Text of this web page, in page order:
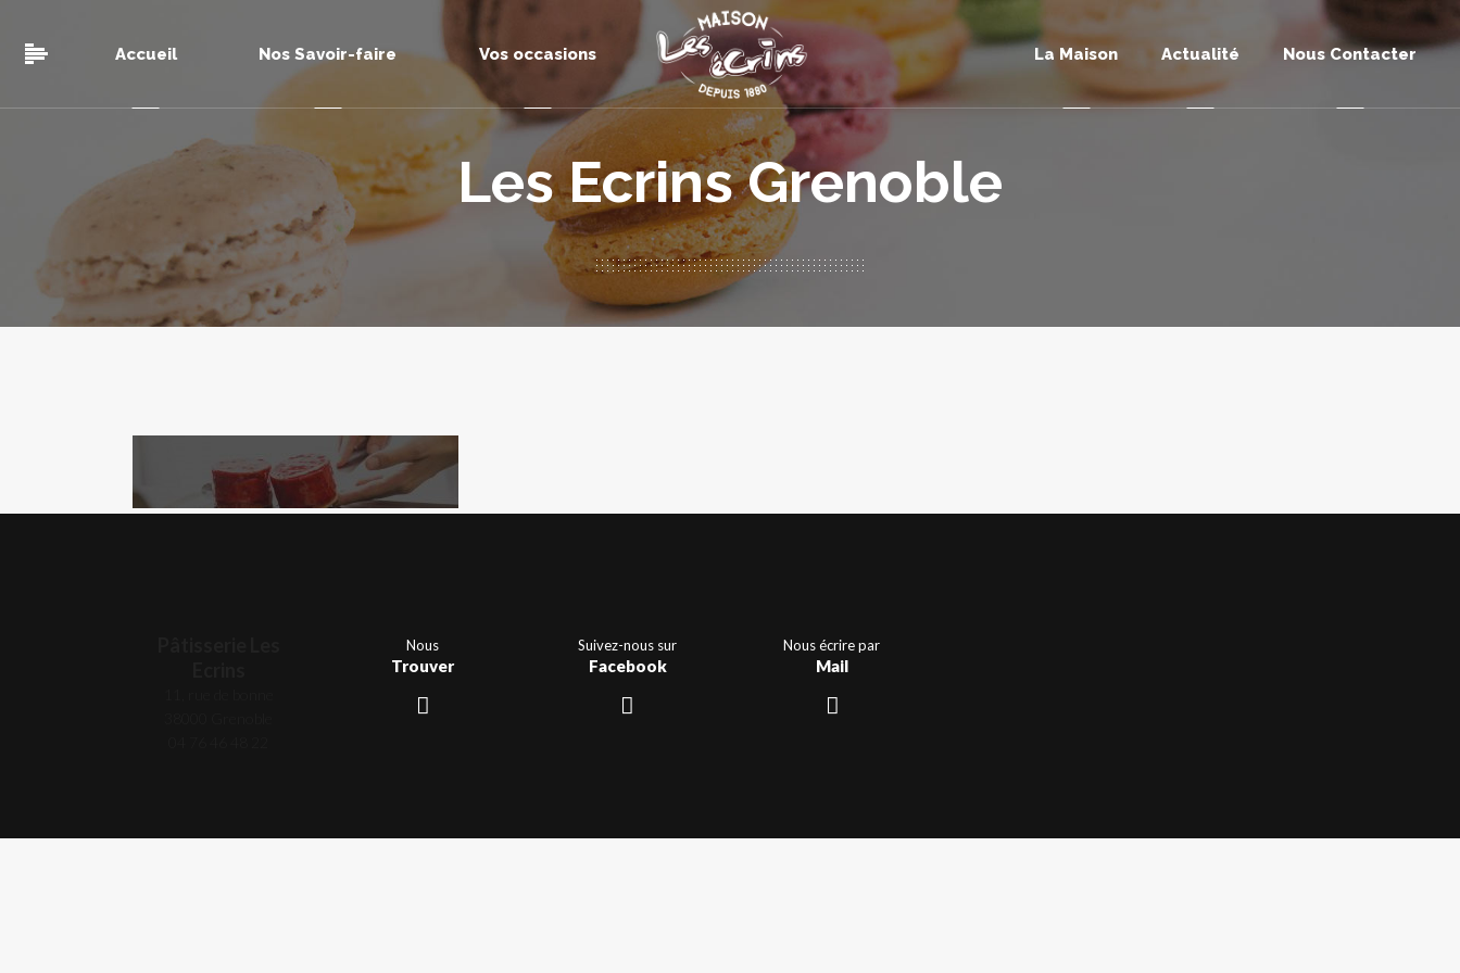
Accueil Nos Savoir-faire Vos occasions La Maison Actualité Nous Contacter
Les Ecrins Grenoble
Nous
Trouver
Suivez-nous sur
Facebook
Nous écrire par
Mail